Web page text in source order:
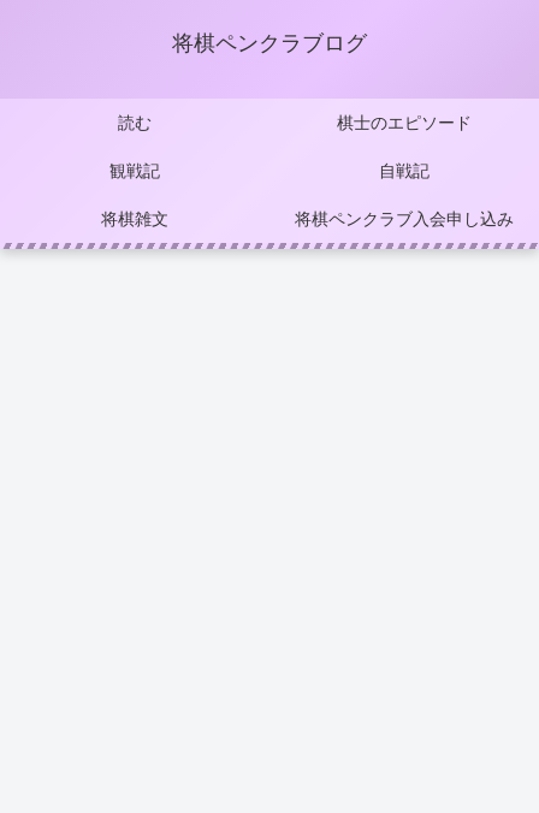
将棋ペンクラブログ
読む 棋士のエピソード
観戦記 自戦記
将棋雑文 将棋ペンクラブ入会申し込み